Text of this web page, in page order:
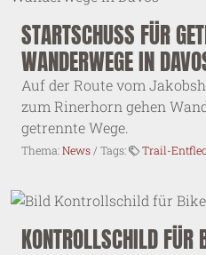
STARTSCHUSS FÜR
WANDERWEGE IN
Auf der Route vom
zum Rinerhorn gehen
getrennte Wege.
Thema:News / Tags: Trail-
KONTROLLSCHILD FÜR